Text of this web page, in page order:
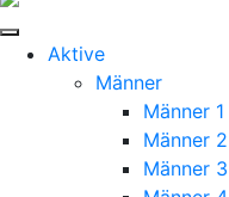
Aktive
Männer
Männer 1
Männer 2
Männer 3